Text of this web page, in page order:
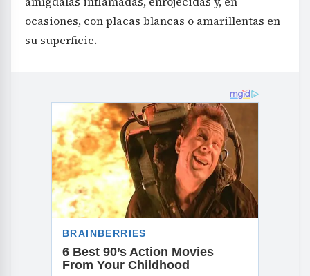
ocasiones, con placas blancas o amarillentas en
su superficie.